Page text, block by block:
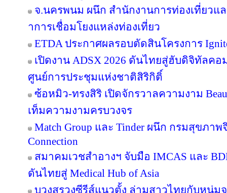
จ.นครพนม ผนึก สำนักงานการท่องเที่ยวแ
าการเชื่อมโยงแหล่งท่องเที่ยว
ETDA ประกาศผลรอบตัดสินโครงการ
เปิดงาน ADSX 2026 ดันไทยสู่ฮับดิจิทัลคอ
ศูนย์การประชุมแห่งชาติสิริกิติ์
ซ้อหมิว-ทรงสิริ เปิดจักรวาลความงาม
เท็มความงามครบวงจร
Match Group และ Tinder ผนึก กรมสุขภา
Connection
สมาคมเวชสำอางฯ จับมือ IMCAS และ
ดันไทยสู่ Medical Hub of Asia
บวงสรวงซีรีส์แนวตั้ง ล่ามสาวไทยกับหนุ่ม